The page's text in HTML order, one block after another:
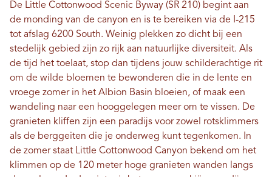
De Little Cottonwood Scenic Byway (SR 210) begint aan
de monding van de canyon en is te bereiken via de I-215
tot afslag 6200 South. Weinig plekken zo dicht bij een
stedelijk gebied zijn zo rijk aan natuurlijke diversiteit. Als
de tijd het toelaat, stop dan tijdens jouw schilderachtige rit
om de wilde bloemen te bewonderen die in de lente en
vroege zomer in het Albion Basin bloeien, of maak een
wandeling naar een hooggelegen meer om te vissen. De
granieten kliffen zijn een paradijs voor zowel rotsklimmers
als de berggeiten die je onderweg kunt tegenkomen. In
de zomer staat Little Cottonwood Canyon bekend om het
klimmen op de 120 meter hoge granieten wanden langs